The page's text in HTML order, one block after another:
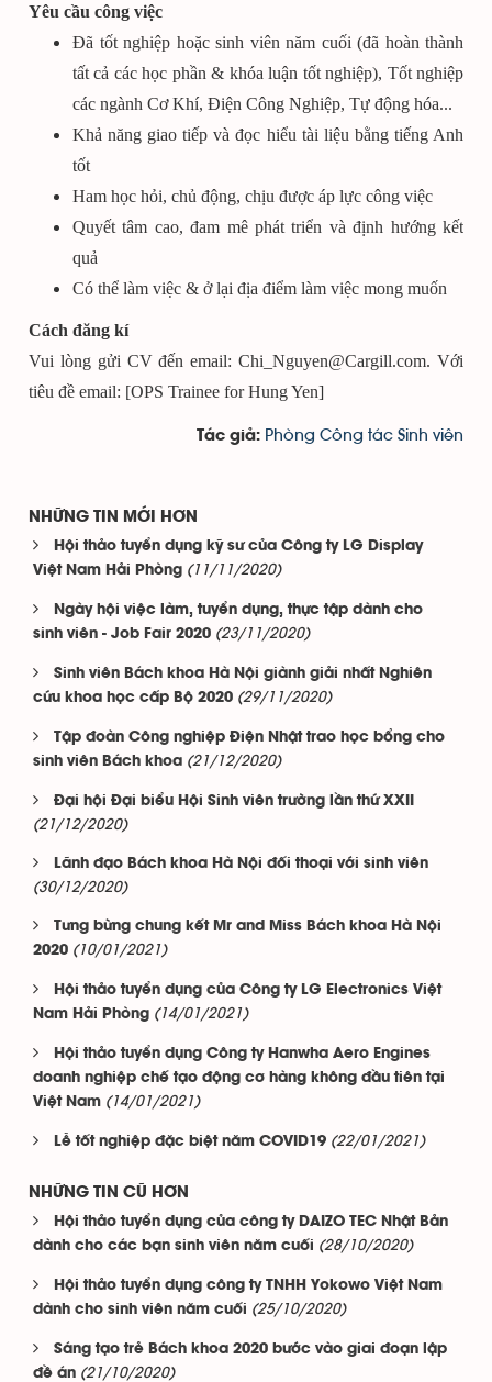
Yêu cầu công việc
Đã tốt nghiệp hoặc sinh viên năm cuối (đã hoàn thành
tất cả các học phần & khóa luận tốt nghiệp), Tốt nghiệp
các ngành Cơ Khí, Điện Công Nghiệp, Tự động hóa...
Khả năng giao tiếp và đọc hiểu tài liệu bằng tiếng Anh
tốt
Ham học hỏi, chủ động, chịu được áp lực công việc
Quyết tâm cao, đam mê phát triển và định hướng kết
quả
Có thể làm việc & ở lại địa điểm làm việc mong muốn
Cách đăng kí
Vui lòng gửi CV đến email: Chi_Nguyen@Cargill.com. Với
tiêu đề email: [OPS Trainee for Hung Yen]
Tác giả: Phòng Công tác Sinh viên
NHỮNG TIN MỚI HƠN
Hội thảo tuyển dụng kỹ sư của Công ty LG Display
Việt Nam Hải Phòng (11/11/2020)
Ngày hội việc làm, tuyển dụng, thực tập dành cho
sinh viên - Job Fair 2020 (23/11/2020)
Sinh viên Bách khoa Hà Nội giành giải nhất Nghiên
cứu khoa học cấp Bộ 2020 (29/11/2020)
Tập đoàn Công nghiệp Điện Nhật trao học bổng cho
sinh viên Bách khoa (21/12/2020)
Đại hội Đại biểu Hội Sinh viên trường lần thứ XXII
(21/12/2020)
Lãnh đạo Bách khoa Hà Nội đối thoại với sinh viên
(30/12/2020)
Tưng bừng chung kết Mr and Miss Bách khoa Hà Nội
2020 (10/01/2021)
Hội thảo tuyển dụng của Công ty LG Electronics Việt
Nam Hải Phòng (14/01/2021)
Hội thảo tuyển dụng Công ty Hanwha Aero Engines
doanh nghiệp chế tạo động cơ hàng không đầu tiên tại
Việt Nam (14/01/2021)
Lễ tốt nghiệp đặc biệt năm COVID19 (22/01/2021)
NHỮNG TIN CŨ HƠN
Hội thảo tuyển dụng của công ty DAIZO TEC Nhật Bản
dành cho các bạn sinh viên năm cuối (28/10/2020)
Hội thảo tuyển dụng công ty TNHH Yokowo Việt Nam
dành cho sinh viên năm cuối (25/10/2020)
Sáng tạo trẻ Bách khoa 2020 bước vào giai đoạn lập
đề án (21/10/2020)